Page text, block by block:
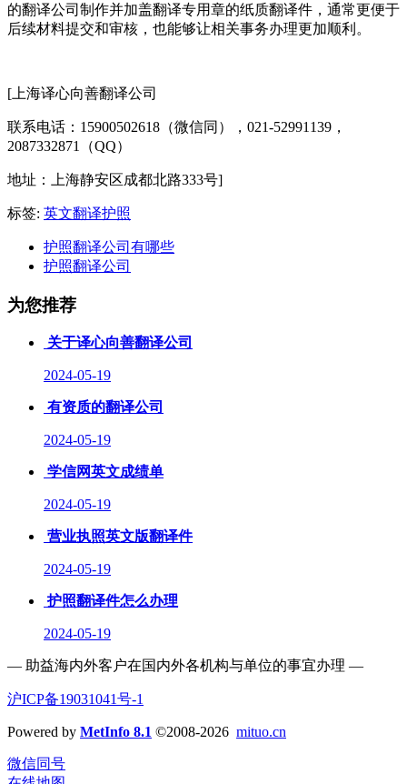
的翻译公司制作并加盖翻译专用章的纸质翻译件，通常更便于
后续材料提交和审核，也能够让相关事务办理更加顺利。
[上海译心向善翻译公司
联系电话：15900502618（微信同），021-52991139，
2087332871（QQ）
地址：上海静安区成都北路333号]
标签: 英文翻译护照
护照翻译公司有哪些
护照翻译公司
为您推荐
关于译心向善翻译公司
2024-05-19
有资质的翻译公司
2024-05-19
学信网英文成绩单
2024-05-19
营业执照英文版翻译件
2024-05-19
护照翻译件怎么办理
2024-05-19
— 助益海内外客户在国内外各机构与单位的事宜办理 —
沪ICP备19031041号-1
Powered by MetInfo 8.1 ©2008-2026 mituo.cn
微信同号